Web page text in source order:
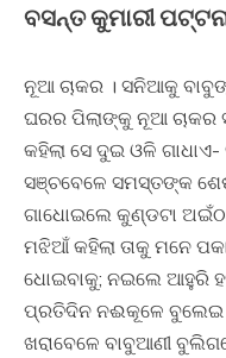
ବସନ୍ତ କୁମାରୀ
ନୂଆ ଚାକର । ସନିଆକୁ
ଘରର ପିଲାଙ୍କୁ ନୂଆ ଚାକର
କହିଲା ସେ ଦୁଇ ଓଳି
ସଞ୍ଚବେଳେ ସମସ୍ତଙ୍କ
ଗାଧୋଇଲେ କୁଣ୍ଡଟା
ମଝିଆଁ କହିଲା ତାକୁ ମନେ
ଧୋଇବାକୁ; ନଇଲେ ଆହୁରି
ପ୍ରତିଦିନ ନଈକୂଳେ ବୁଲେଇ
ଖରାବେଳେ ବାବୁଆଣୀ